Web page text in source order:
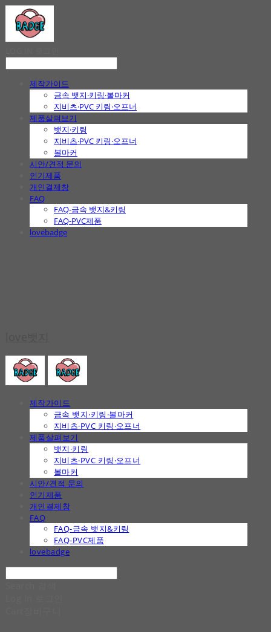
제작가이드
금속 뱃지·키링·볼마커
지비츠·PVC 키링·오프너
제품살펴보기
뱃지·키링
지비츠·PVC 키링·오프너
볼마커
시안/견적 문의
인기제품
개인결제창
FAQ
FAQ-금속 뱃지&키링
FAQ-PVC제품
lovebadge
제작가이드
금속 뱃지·키링·볼마커
지비츠·PVC 키링·오프너
제품살펴보기
뱃지·키링
지비츠·PVC 키링·오프너
볼마커
시안/견적 문의
인기제품
개인결제창
FAQ
FAQ-금속 뱃지&키링
FAQ-PVC제품
lovebadge